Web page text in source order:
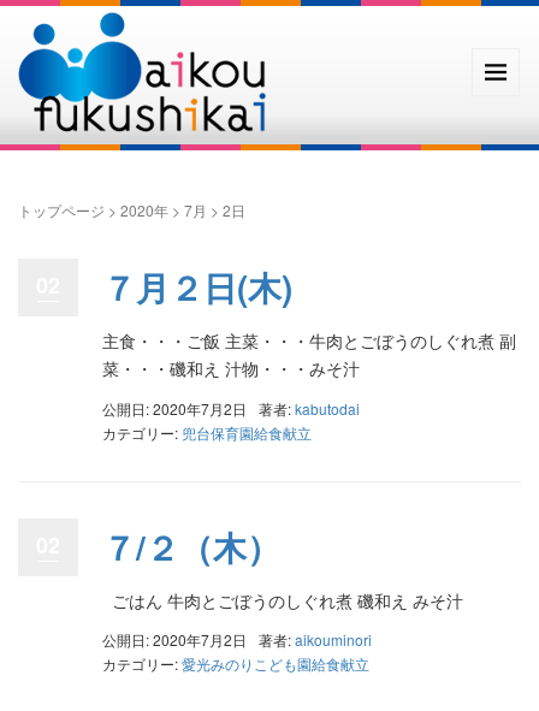
トップページ > 2020年 > 7月 > 2日
７月２日(木)
主食・・・ご飯 主菜・・・牛肉とごぼうのしぐれ煮 副
菜・・・磯和え 汁物・・・みそ汁
公開日: 2020年7月2日 著者:kabutodai
カテゴリー: 兜台保育園給食献立
７/２（木）
ごはん 牛肉とごぼうのしぐれ煮 磯和え みそ汁
公開日: 2020年7月2日 著者:aikouminori
カテゴリー:愛光みのりこども園給食献立